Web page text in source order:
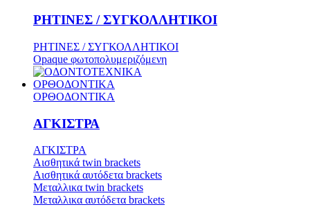
ΡΗΤΙΝΕΣ / ΣΥΓΚΟΛΛΗΤΙΚΟΙ
ΡΗΤΙΝΕΣ / ΣΥΓΚΟΛΛΗΤΙΚΟΙ
Opaque φωτοπολυμεριζόμενη
ΟΡΘΟΔΟΝΤΙΚΑ
ΟΡΘΟΔΟΝΤΙΚΑ
ΑΓΚΙΣΤΡΑ
ΑΓΚΙΣΤΡΑ
Aισθητικά twin brackets
Αισθητικά αυτόδετα brackets
Μεταλλικα twin brackets
Μεταλλικα αυτόδετα brackets